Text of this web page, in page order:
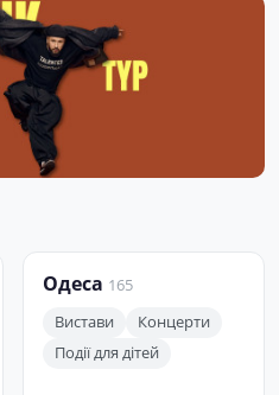
Одеса 165
Вистави
Концерти
Події для дітей